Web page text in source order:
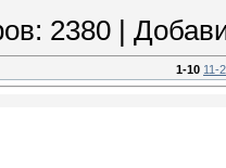
2380 |
1-10 11-